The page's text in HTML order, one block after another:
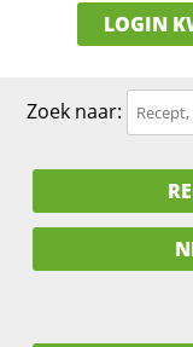
LOGIN
Zoek naar: